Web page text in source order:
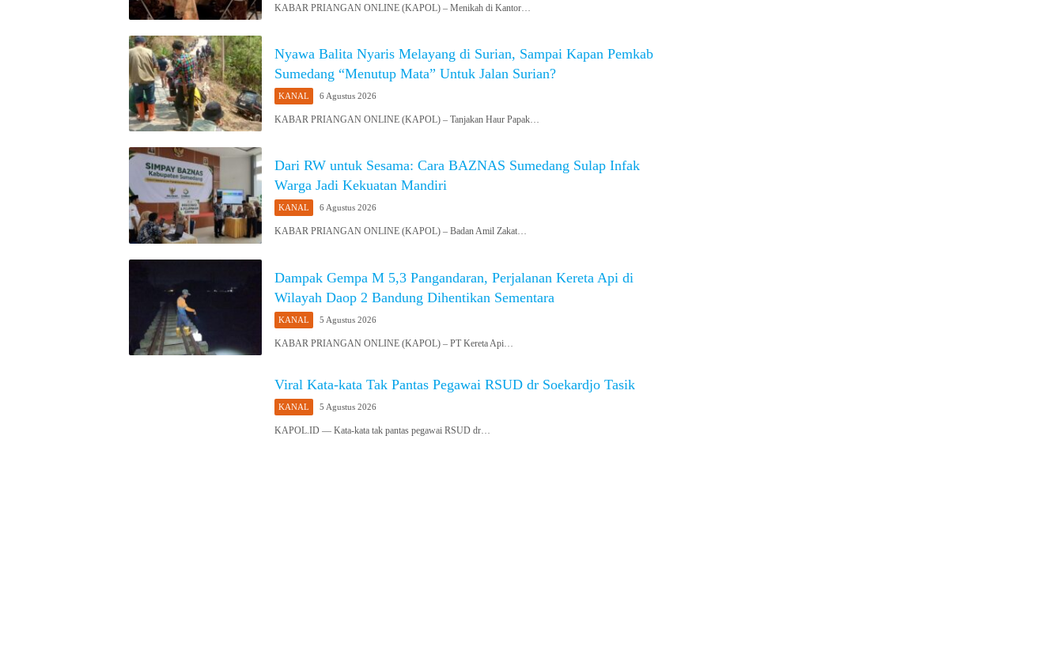
KABAR PRIANGAN ONLINE (KAPOL) – Menikah di Kantor…
Nyawa Balita Nyaris Melayang di Surian, Sampai Kapan Pemkab
Sumedang “Menutup Mata” Untuk Jalan Surian?
KANAL 6 Agustus 2026
KABAR PRIANGAN ONLINE (KAPOL) – Tanjakan Haur Papak…
Dari RW untuk Sesama: Cara BAZNAS Sumedang Sulap Infak
Warga Jadi Kekuatan Mandiri
KANAL 6 Agustus 2026
KABAR PRIANGAN ONLINE (KAPOL) – Badan Amil Zakat…
Dampak Gempa M 5,3 Pangandaran, Perjalanan Kereta Api di
Wilayah Daop 2 Bandung Dihentikan Sementara
KANAL 5 Agustus 2026
KABAR PRIANGAN ONLINE (KAPOL) – PT Kereta Api…
Viral Kata-kata Tak Pantas Pegawai RSUD dr Soekardjo Tasik
KANAL 5 Agustus 2026
KAPOL.ID — Kata-kata tak pantas pegawai RSUD dr…